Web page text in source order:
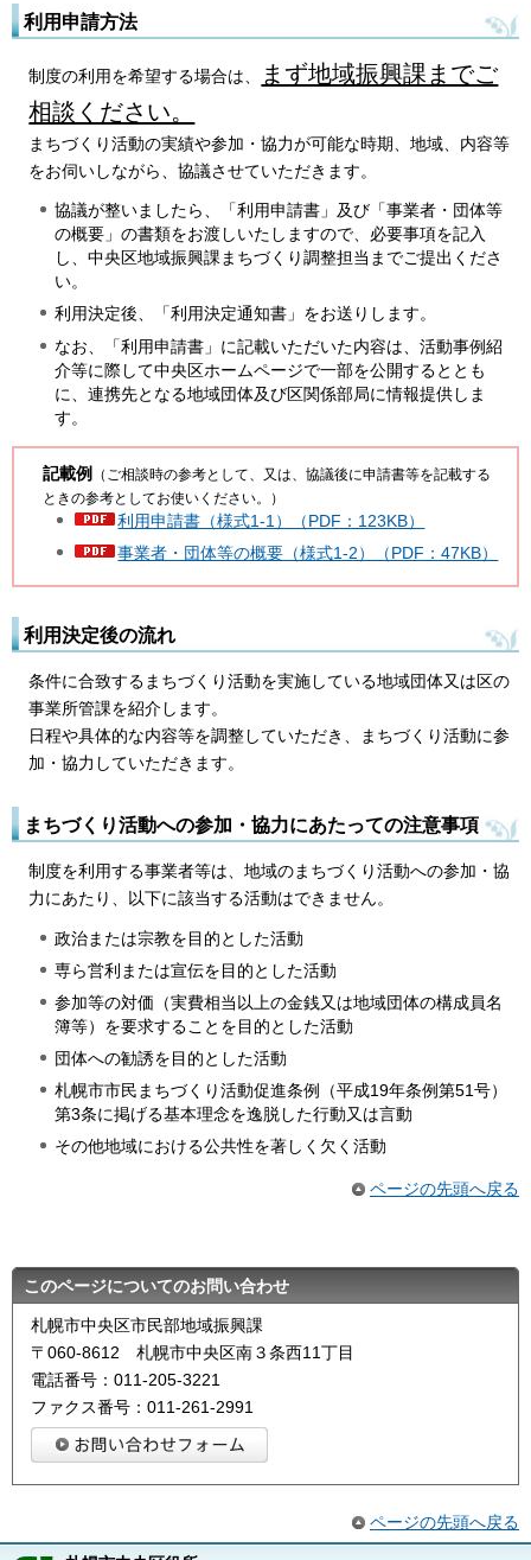
利用申請方法
制度の利用を希望する場合は、
まず地域振興課までご
相談ください。
まちづくり活動の実績や参加・協力が可能な時期、地域、内容等
をお伺いしながら、協議させていただきます。
協議が整いましたら、「利用申請書」及び「事業者・団体等
の概要」の書類をお渡しいたしますので、必要事項を記入
し、中央区地域振興課まちづくり調整担当までご提出くださ
い。
利用決定後、「利用決定通知書」をお送りします。
なお、「利用申請書」に記載いただいた内容は、活動事例紹
介等に際して中央区ホームページで一部を公開するととも
に、連携先となる地域団体及び区関係部局に情報提供しま
す。
記載例
（ご相談時の参考として、又は、協議後に申請書等を記載する
ときの参考としてお使いください。）
利用申請書（様式1-1）（PDF：123KB）
事業者・団体等の概要（様式1-2）（PDF：47KB）
利用決定後の流れ
条件に合致するまちづくり活動を実施している地域団体又は区の
事業所管課を紹介します。
日程や具体的な内容等を調整していただき、まちづくり活動に参
加・協力していただきます。
まちづくり活動への参加・協力にあたっての注意事項
制度を利用する事業者等は、地域のまちづくり活動への参加・協
力にあたり、以下に該当する活動はできません。
政治または宗教を目的とした活動
専ら営利または宣伝を目的とした活動
参加等の対価（実費相当以上の金銭又は地域団体の構成員名
簿等）を要求することを目的とした活動
団体への勧誘を目的とした活動
札幌市市民まちづくり活動促進条例（平成19年条例第51号）
第3条に掲げる基本理念を逸脱した行動又は言動
その他地域における公共性を著しく欠く活動
ページの先頭へ戻る
このページについてのお問い合わせ
札幌市中央区市民部地域振興課
〒060-8612 札幌市中央区南３条西11丁目
電話番号：011-205-3221
ファクス番号：011-261-2991
ページの先頭へ戻る